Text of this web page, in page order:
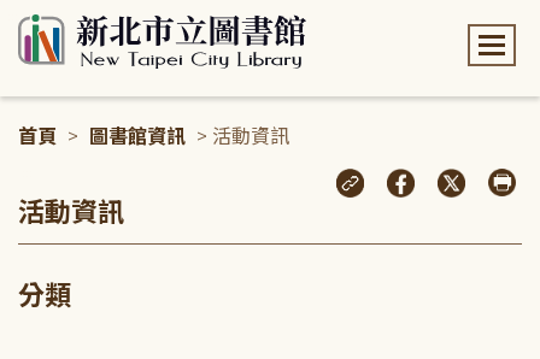
首頁 > 圖書館資訊 > 活動資訊
活動資訊
分類